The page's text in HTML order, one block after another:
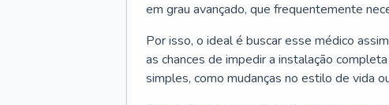
em grau avançado, que frequentemente
Por isso, o ideal é buscar esse médico
as chances de impedir a instalação
simples, como mudanças no estilo de vida